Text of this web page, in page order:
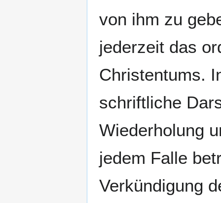
von ihm zu
jederzeit das
Christentums.
schriftliche
Wiederholung
jedem Falle
Verkündigung